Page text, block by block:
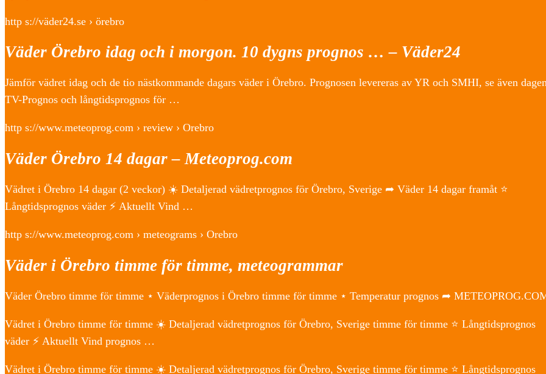
http s://väder24.se › örebro
Väder Örebro idag och i morgon. 10 dygns prognos … – Väder24
Jämför vädret idag och de tio nästkommande dagars väder i Örebro. Prognosen levereras av YR och SMHI, se även
TV-Prognos och långtidsprognos för …
http s://www.meteoprog.com › review › Orebro
Väder Örebro 14 dagar – Meteoprog.com
Vädret i Örebro 14 dagar (2 veckor) ☀️ Detaljerad vädretprognos för Örebro, Sverige ➦ Väder 14 dagar framåt ⭐
Långtidsprognos väder ⚡ Aktuellt Vind …
http s://www.meteoprog.com › meteograms › Orebro
Väder i Örebro timme för timme, meteogrammar
Väder Örebro timme för timme ⋆ Väderprognos i Örebro timme för timme ⋆ Temperatur prognos ➦
Vädret i Örebro timme för timme ☀️ Detaljerad vädretprognos för Örebro, Sverige timme för timme ⭐ Långtidsprognos
väder ⚡ Aktuellt Vind prognos …
Vädret i Örebro timme för timme ☀️ Detaljerad vädretprognos för Örebro, Sverige timme för timme ⭐ Långtidsprognos